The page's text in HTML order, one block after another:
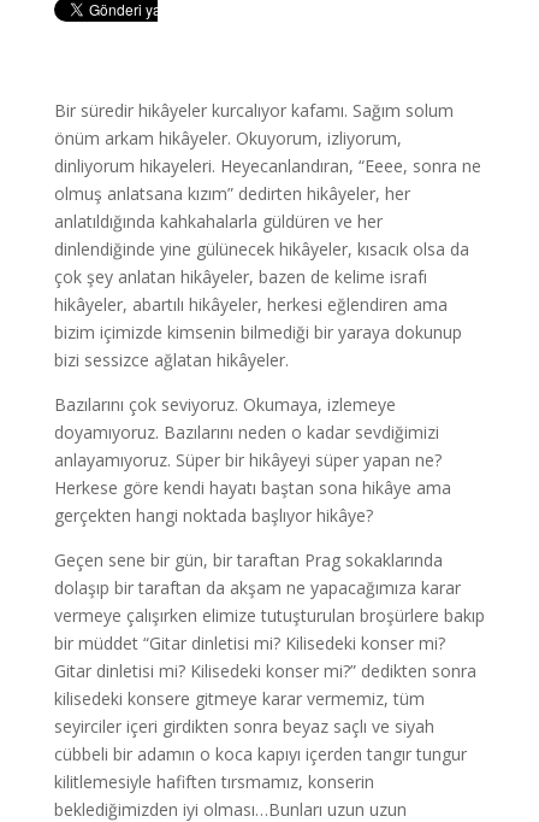
Bir süredir hikâyeler kurcalıyor kafamı. Sağım solum
önüm arkam hikâyeler. Okuyorum, izliyorum,
dinliyorum hikayeleri. Heyecanlandıran, “Eeee, sonra ne
olmuş anlatsana kızım” dedirten hikâyeler, her
anlatıldığında kahkahalarla güldüren ve her
dinlendiğinde yine gülünecek hikâyeler, kısacık olsa da
çok şey anlatan hikâyeler, bazen de kelime israfı
hikâyeler, abartılı hikâyeler, herkesi eğlendiren ama
bizim içimizde kimsenin bilmediği bir yaraya dokunup
bizi sessizce ağlatan hikâyeler.
Bazılarını çok seviyoruz. Okumaya, izlemeye
doyamıyoruz. Bazılarını neden o kadar sevdiğimizi
anlayamıyoruz. Süper bir hikâyeyi süper yapan ne?
Herkese göre kendi hayatı baştan sona hikâye ama
gerçekten hangi noktada başlıyor hikâye?
Geçen sene bir gün, bir taraftan Prag sokaklarında
dolaşıp bir taraftan da akşam ne yapacağımıza karar
vermeye çalışırken elimize tutuşturulan broşürlere bakıp
bir müddet “Gitar dinletisi mi? Kilisedeki konser mi?
Gitar dinletisi mi? Kilisedeki konser mi?” dedikten sonra
kilisedeki konsere gitmeye karar vermemiz, tüm
seyirciler içeri girdikten sonra beyaz saçlı ve siyah
cübbeli bir adamın o koca kapıyı içerden tangır tungur
kilitlemesiyle hafiften tırsmamız, konserin
beklediğimizden iyi olması…Bunları uzun uzun